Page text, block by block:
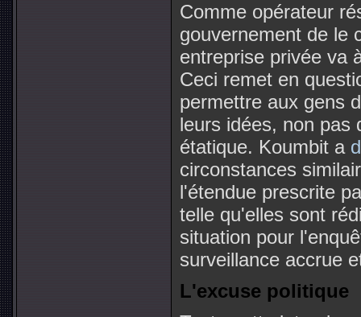
Comme opérateur
gouvernement de le
entreprise privée va
Ceci remet en
permettre aux gens
leurs idées, non pas
étatique. Koumbit a
circonstances
l'étendue prescrite
telle qu'elles sont
situation pour
surveillance accrue
L'excuse politique